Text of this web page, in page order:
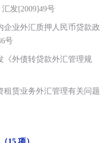
发[2009]49号
企业外汇质押人民币贷款政
号
《外债转贷款外汇管理规
租赁业务外汇管理有关问题
15 项）